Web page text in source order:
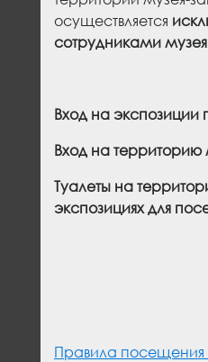
осуществляется
сотрудниками музея
Вход на экспозиции
Вход на территорию
Туалеты на
экспозициях для
Правила посещения